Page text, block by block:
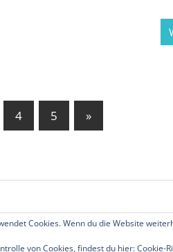
4 5
Nächste
Beiträge
»
Alle Rechte
Cookies. Wenn du die Website
von Cookies, findest du hier:Cookie-